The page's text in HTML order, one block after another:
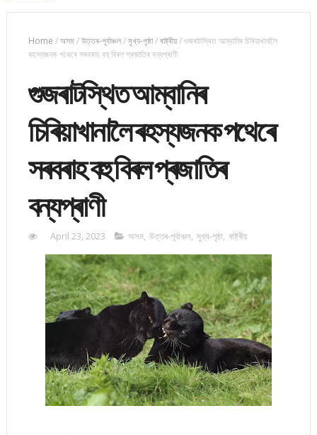
Home /অসম/উত্তৰ-পূৰ্বাঞ্চল/মুখ্য-পৃষ্ঠা/ৰাষ্ট্ৰীয়/গুজৰাটস্থিত আম্বানিৰ চিৰিয়াখানালৈ
ৰহস্যজনক পথেৰে সৰবৰাহ বহু বিৰল প্ৰজাতিৰ বন্যপ্ৰাণী
গুজৰাটস্থিত আম্বানিৰ
চিৰিয়াখানালৈ ৰহস্যজনক পথেৰে
সৰবৰাহ বহু বিৰল প্ৰজাতিৰ
বন্যপ্ৰাণী
April 23, 2023 অসম, উত্তৰ-পূৰ্বাঞ্চল মুখ্য-পৃষ্ঠা ৰাষ্ট্ৰীয়